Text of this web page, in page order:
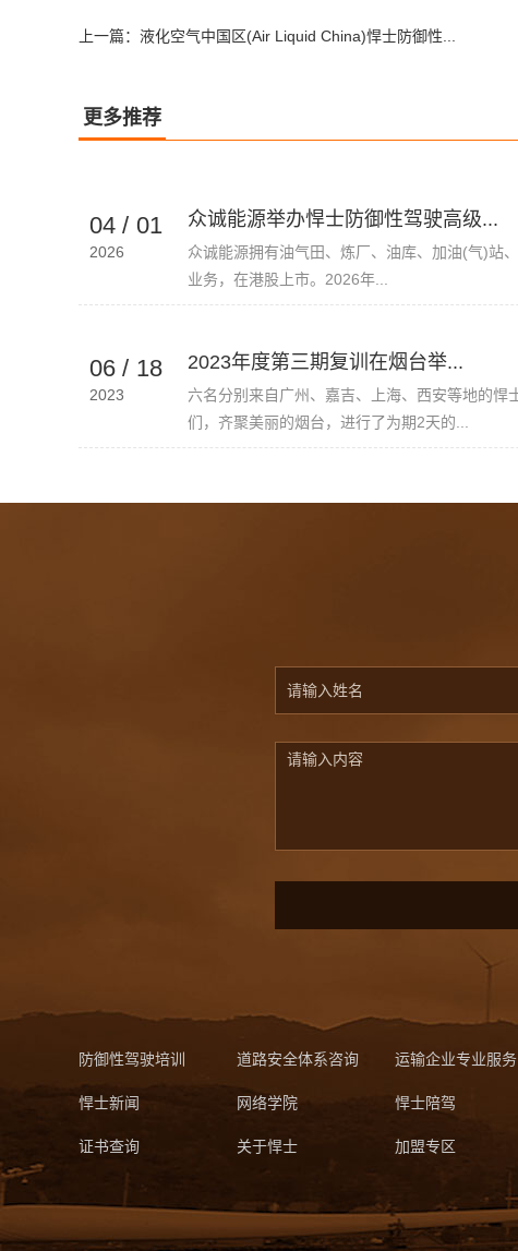
上一篇： 液化空气中国区(Air Liquid China)悍士防御性...
更多推荐
04 / 01
2026
众诚能源举办悍士防御性驾驶高级...
众诚能源拥有油气田、炼厂、油库、加油(气)站
业务，在港股上市。2026年...
06 / 18
2023
2023年度第三期复训在烟台举...
六名分别来自广州、嘉吉、上海、西安等地的悍
们，齐聚美丽的烟台，进行了为期2天的...
防御性驾驶培训 道路安全体系咨询 运输企业专业服务
悍士新闻 网络学院 悍士陪驾
证书查询 关于悍士 加盟专区